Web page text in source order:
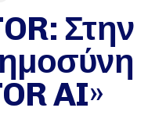
Στην
AI»